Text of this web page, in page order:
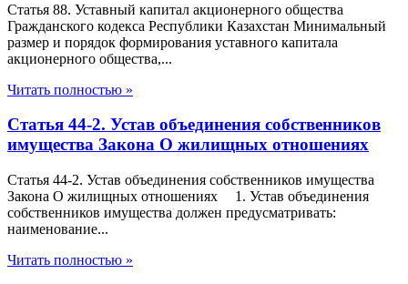
Статья 88. Уставный капитал акционерного общества
Гражданского кодекса Республики Казахстан Минимальный
размер и порядок формирования уставного капитала
акционерного общества,...
Читать полностью »
Статья 44-2. Устав объединения собственников
имущества Закона О жилищных отношениях
Статья 44-2. Устав объединения собственников имущества
Закона О жилищных отношениях 1. Устав объединения
собственников имущества должен предусматривать:
наименование...
Читать полностью »